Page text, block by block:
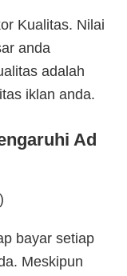
Kualitas. Nilai
anda
adalah
iklan anda.
Ad
bayar setiap
Meskipun